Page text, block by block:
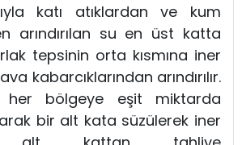
katı atıklardan ve kum
arındırılan su en üst katta
tepsinin orta kısmına iner
kabarcıklarından arındırılır.
her bölgeye eşit miktarda
bir alt kata süzülerek iner